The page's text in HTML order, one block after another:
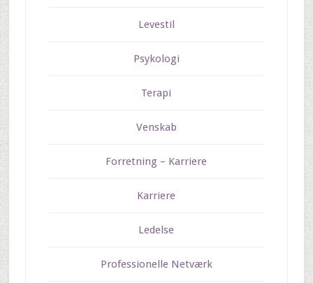
Levestil
Psykologi
Terapi
Venskab
Forretning – Karriere
Karriere
Ledelse
Professionelle Netværk